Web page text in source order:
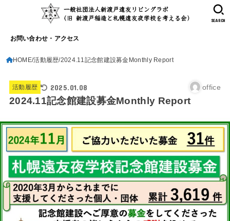
お問い合わせ・アクセス
SEARCH
HOME 活動履歴 2024.11記念館建設募金Monthly Report
活動履歴 2025.01.08 office
2024.11記念館建設募金Monthly Report